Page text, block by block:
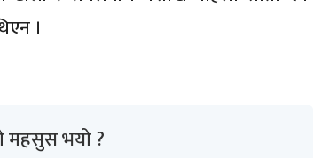
।
महसुस भयो ?